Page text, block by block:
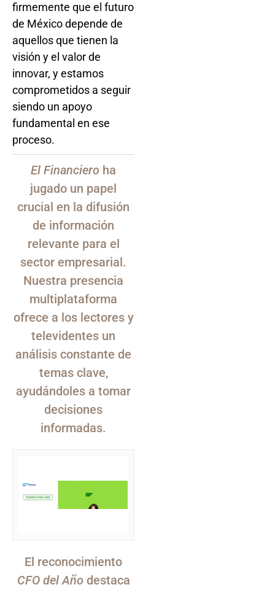
firmemente que el futuro
de México depende de
aquellos que tienen la
visión y el valor de
innovar, y estamos
comprometidos a seguir
siendo un apoyo
fundamental en ese
proceso.
El Financiero ha
jugado un papel
crucial en la difusión
de información
relevante para el
sector empresarial.
Nuestra presencia
multiplataforma
ofrece a los lectores y
televidentes un
análisis constante de
temas clave,
ayudándoles a tomar
decisiones
informadas.
El reconocimiento
CFO del Año destaca